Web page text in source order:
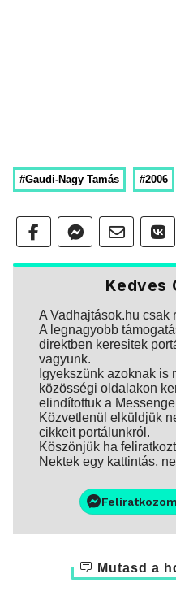
#Gaudi-Nagy Tamás #2006
Kedves
A Vadhajtások.hu csak
A legnagyobb
direktben keresitek
vagyunk.
Igyekszünk azoknak is
közösségi oldalakon
elindítottuk a
Közvetlenül elküldjük
cikkeit portálunkról.
Köszönjük ha
Nektek egy kattintás,
Mutasd a